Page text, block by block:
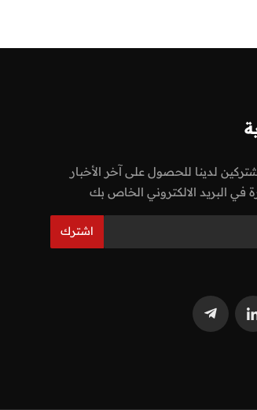
لدينا للحصول على آخر الأخبار
البريد الالكتروني الخاص بك
اشترك